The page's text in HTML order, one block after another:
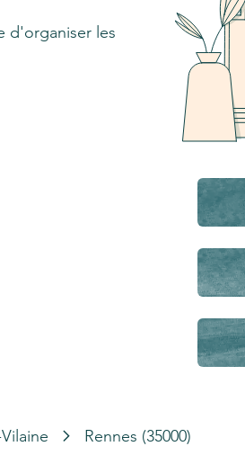
d'organiser les
Rennes (35000)